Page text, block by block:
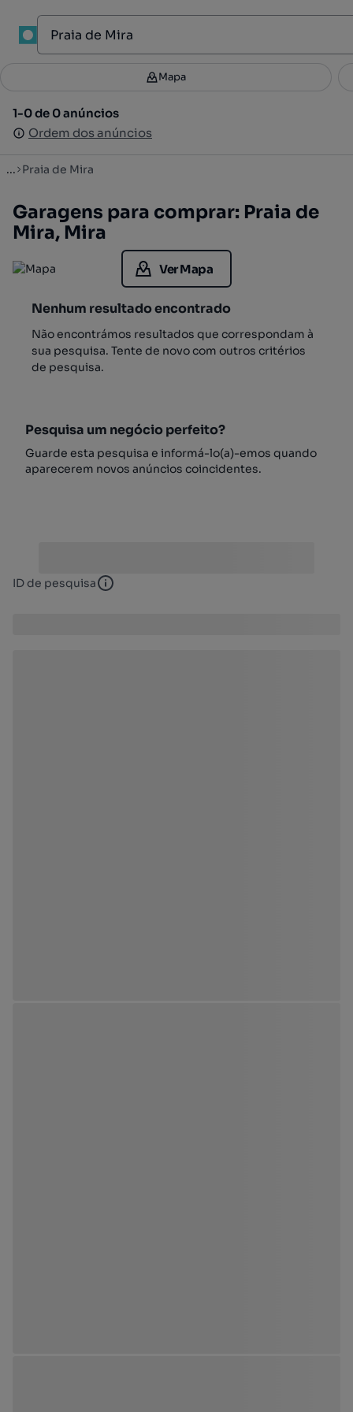
Filtros 2
1-0 de 0 anúncios
Ordem dos anúncios
Mapa
1-0 de 0 anúncios
Ordem dos anúncios
... Praia de Mira
Garagens para comprar: Praia de
Mira, Mira
Ver Mapa
Nenhum resultado encontrado
Não encontrámos resultados que correspondam à
sua pesquisa. Tente de novo com outros critérios
de pesquisa.
Pesquisa um negócio perfeito?
Guarde esta pesquisa e informá-lo(a)-emos quando
aparecerem novos anúncios coincidentes.
ID de pesquisa ID de pesquisa